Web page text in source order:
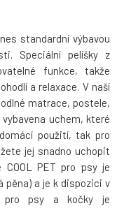
standardní výbavou
Speciální pelíšky z
funkce, takže
a relaxace. V naší
matrace, postele,
uchem, které
použití, tak pro
jej snadno uchopit
PET pro psy je
pěna) a je k dispozici v
pro psy a kočky je